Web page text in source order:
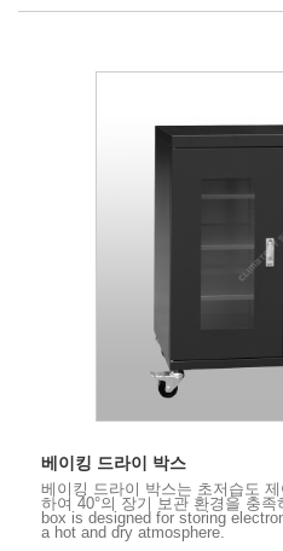
베이킹 드라이 박스
베이킹 드라이 박스는 초저습도
하여 40°의 장기 보관 환경을 충
box is designed for storing
a hot and dry atmosphere.